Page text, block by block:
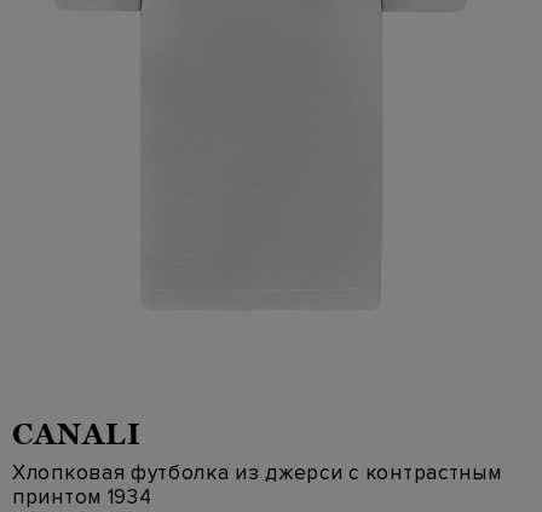
CANALI
Хлопковая футболка из джерси с контрастным
принтом 1934